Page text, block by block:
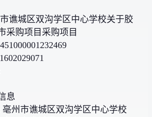
谯城区双沟学区中心学校关于胶
采购项目采购项目
息
州市谯城区双沟学区中心学校